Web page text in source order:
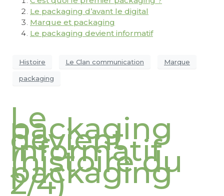
Le packaging d’avant le digital
Marque et packaging
Le packaging devient informatif
Histoire Le Clan communication Marque
packaging
Le
packaging
devient
informatif
(histoire du
packaging
2/4)